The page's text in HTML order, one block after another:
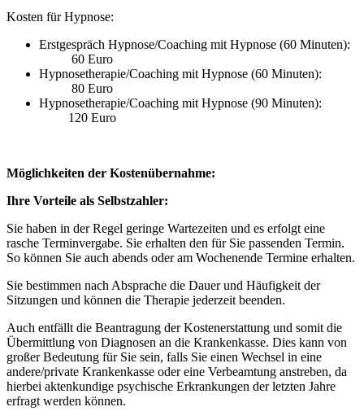
Kosten für Hypnose:
Erstgespräch Hypnose/Coaching mit Hypnose (60 Minuten):
60 Euro
Hypnosetherapie/Coaching mit Hypnose (60 Minuten):
80 Euro
Hypnosetherapie/Coaching mit Hypnose (90 Minuten):
120 Euro
Möglichkeiten der Kostenübernahme:
Ihre Vorteile als Selbstzahler:
Sie haben in der Regel geringe Wartezeiten und es erfolgt eine
rasche Terminvergabe. Sie erhalten den für Sie passenden Termin.
So können Sie auch abends oder am Wochenende Termine erhalten.
Sie bestimmen nach Absprache die Dauer und Häufigkeit der
Sitzungen und können die Therapie jederzeit beenden.
Auch entfällt die Beantragung der Kostenerstattung und somit die
Übermittlung von Diagnosen an die Krankenkasse. Dies kann von
großer Bedeutung für Sie sein, falls Sie einen Wechsel in eine
andere/private Krankenkasse oder eine Verbeamtung anstreben, da
hierbei aktenkundige psychische Erkrankungen der letzten Jahre
erfragt werden können.